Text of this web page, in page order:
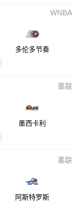
WNBA
多伦多节奏
墨联
墨西卡利
墨联
阿斯特罗斯